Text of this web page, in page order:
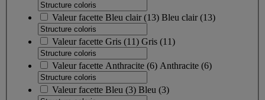
Valeur facette Bleu clair(13) Bleu clair(13)
Valeur facette Gris (11) Gris (11)
Valeur facette Anthracite (6) Anthracite (6)
Valeur facette Bleu (3) Bleu (3)